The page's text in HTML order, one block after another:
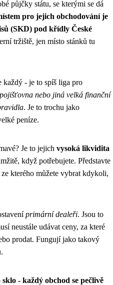
půjčky státu, se kterými se dá
pro jejich obchodování je
(SKD) pod křídly České
tržiště, jen místo stánků tu
každý - je to spíš liga pro
nebo jiná velká finanční
. Je to trochu jako
peníze.
Je to jejich vysoká likvidita
když potřebujete. Představte
kterého můžete vybrat kdykoli,
primární dealeři. Jsou to
neustále udávat ceny, za které
prodat. Fungují jako takový
- každý obchod se pečlivě